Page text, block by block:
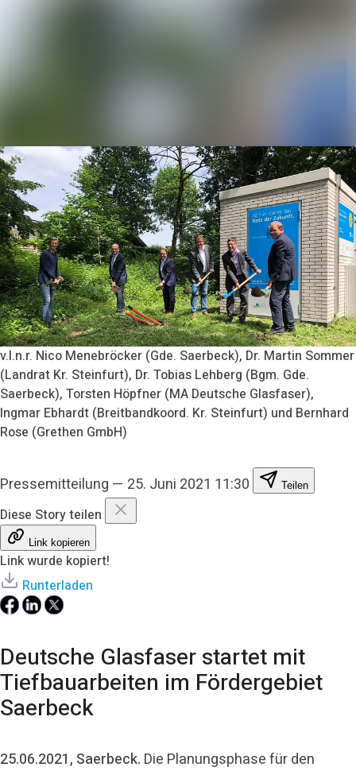
v.l.n.r. Nico Menebröcker (Gde. Saerbeck), Dr. Martin Sommer
(Landrat Kr. Steinfurt), Dr. Tobias Lehberg (Bgm. Gde.
Saerbeck), Torsten Höpfner (MA Deutsche Glasfaser),
Ingmar Ebhardt (Breitbandkoord. Kr. Steinfurt) und Bernhard
Rose (Grethen GmbH)
Pressemitteilung — 25. Juni 2021 11:30 Teilen
Diese Story teilen
Link kopieren
Link wurde kopiert!
Runterladen
Deutsche Glasfaser startet mit
Tiefbauarbeiten im Fördergebiet
Saerbeck
25.06.2021, Saerbeck. Die Planungsphase für den